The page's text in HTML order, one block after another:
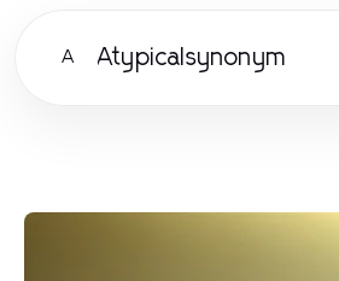
A Atypicalsynonym